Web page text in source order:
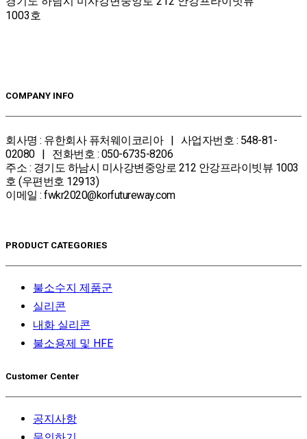
1003호
COMPANY INFO
회사명 : 유한회사 퓨처웨이코리아 | 사업자번호 : 548-81-
02080 | 전화번호 : 050-6735-8206
주소 : 경기도 하남시 미사강변중앙로 212 안강프라이빗뷰 1003
호 (우편번호 12913)
이메일 : fwkr2020@korfutureway.com
PRODUCT CATEGORIES
불소수지 제품군
실리콘
내화 실리콘
불소용제 및 HFE
Customer Center
공지사항